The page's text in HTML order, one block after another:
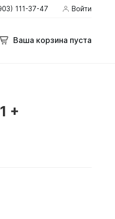
111-37-47 Войти
Ваша корзина пуста
+